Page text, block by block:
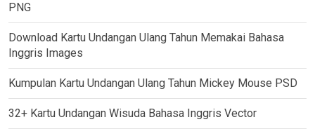
PNG
Download Kartu Undangan Ulang Tahun Memakai Bahasa
Inggris Images
Kumpulan Kartu Undangan Ulang Tahun Mickey Mouse PSD
32+ Kartu Undangan Wisuda Bahasa Inggris Vector